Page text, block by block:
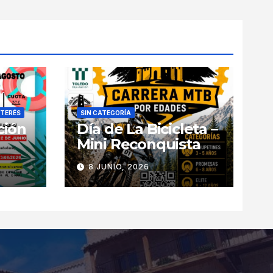
SIN CATEGORÍA
Día de La Bicicleta –
Mini Reconquista
8 JUNIO, 2026